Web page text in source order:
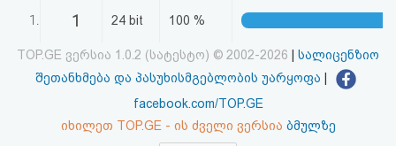
HTML
კოდი
შეთანხმება
1. 1 24 bit 100 %
TOP.GE ვერსია 1.0.2 (სატესტო) © 2002-2026
სალიცენზიო
შეთანხმება და პასუხისმგებლობის უარყოფა
facebook.com/TOP.GE
იხილეთ TOP.GE - ის ძველი ვერსია ბმულზე